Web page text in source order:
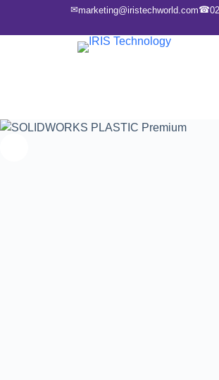
✉marketing@iristechworld.com☎